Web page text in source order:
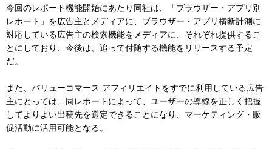
今回のレポート機能開始にあたり同社は、「ブラウザー・アプリ別
レポート」を広告主とメディアに、ブラウザー・アプリ横断計測に
対応している広告主の検索機能をメディアに、それぞれ提供するこ
とにしており、今後は、追って付随する機能をリリースする予定
だ。
また、バリューコマース アフィリエイトをすでに利用している広告
主にとっては、同レポートによって、ユーザーの導線を正しく把握
してよりよい出稿先を選定できることになり、マーケティング・販
促活動に活用可能となる。